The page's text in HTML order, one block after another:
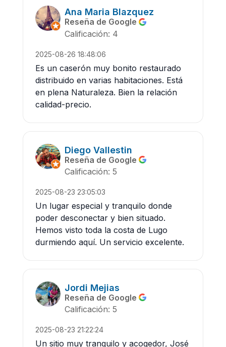
Ana Maria Blazquez
Reseña de Google
Calificación: 4
2025-08-26 18:48:06
Es un caserón muy bonito restaurado
distribuido en varias habitaciones. Está
en plena Naturaleza. Bien la relación
calidad-precio.
Diego Vallestin
Reseña de Google
Calificación: 5
2025-08-23 23:05:03
Un lugar especial y tranquilo donde
poder desconectar y bien situado.
Hemos visto toda la costa de Lugo
durmiendo aquí. Un servicio excelente.
Jordi Mejias
Reseña de Google
Calificación: 5
2025-08-23 21:22:24
Un sitio muy tranquilo y acogedor, José